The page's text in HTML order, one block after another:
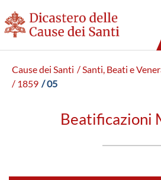
Cause dei Santi / Santi, Beati e
/ 1859 / 05
Beatificazioni